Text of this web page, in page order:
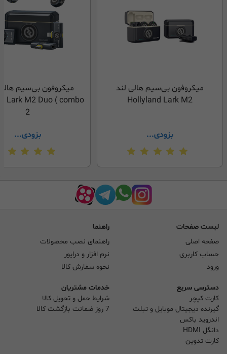
میکروفون بی‌سیم هالی لند
Hollyland Lark M2
بزودی...
میکروفون بی‌سیم
Lark M2 Duo
2
بزودی...
لیست صفحات
صفحه اصلی
حساب کاربری
ورود
راهنما
راهنمای نصب محصولات
نرم افزار و درایور
نحوه سفارش کالا
دسترسی سریع
کارت کپچر
گیرنده دیجیتال موبایل و تبلت
اندروید باکس
دانگل HDMI
کارت تدوین
خدمات مشتریان
شرایط حمل و تحویل کالا
7 روز ضمانت بازگشت کالا